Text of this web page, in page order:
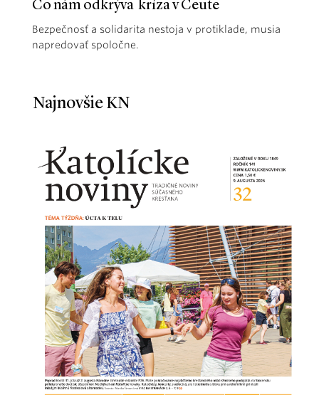
Čo nám odkrýva kríza v Ceute
Bezpečnosť a solidarita nestoja v protiklade, musia
napredovať spoločne.
Najnovšie KN